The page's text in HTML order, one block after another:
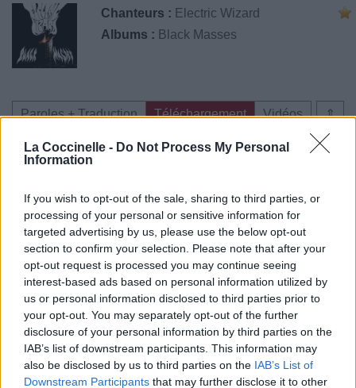
La Coccinelle - Do Not Process My Personal
Information
If you wish to opt-out of the sale, sharing to third parties, or
processing of your personal or sensitive information for
targeted advertising by us, please use the below opt-out
section to confirm your selection. Please note that after your
opt-out request is processed you may continue seeing
interest-based ads based on personal information utilized by
us or personal information disclosed to third parties prior to
your opt-out. You may separately opt-out of the further
disclosure of your personal information by third parties on the
IAB’s list of downstream participants. This information may
also be disclosed by us to third parties on the IAB’s List of
Downstream Participants that may further disclose it to other
Chanteurs : Electric Wizard
Albums : Black Masses
⇑
Paroles + Traduction Téléchargement
Vidéos
Commentaires
Pour prolonger le plaisir musical :
Vous aimez chanter, apprenez la guitare chez
Télécharger légalement les MP3 sur
Télécharger légalement les MP3 ou trouver le CD sur
Trouver des vinyles et des CD sur
Trouver un instrument de musique ou une partition au
meilleur prix sur